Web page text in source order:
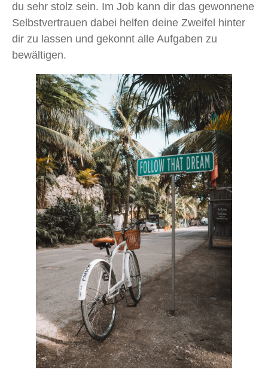
du sehr stolz sein. Im Job kann dir das gewonnene
Selbstvertrauen dabei helfen deine Zweifel hinter
dir zu lassen und gekonnt alle Aufgaben zu
bewältigen.